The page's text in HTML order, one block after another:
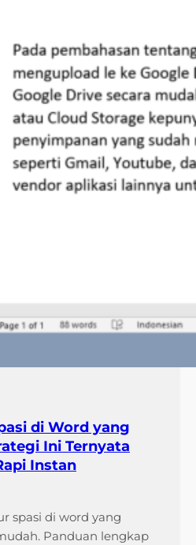
di Word yang
Ini Ternyata
Instan
spasi di word yang
Panduan lengkap